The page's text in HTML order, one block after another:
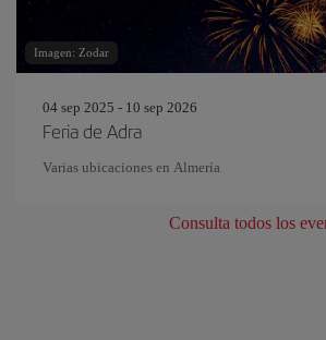
Imagen: Zodar
04 sep 2025 - 10 sep 2026
Feria de Adra
Varias ubicaciones en Almería
Consulta todos los